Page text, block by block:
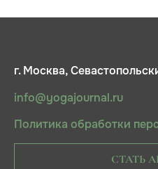
г. Москва,
info@yogajournal.ru
Политика обработки
СТАТЬ